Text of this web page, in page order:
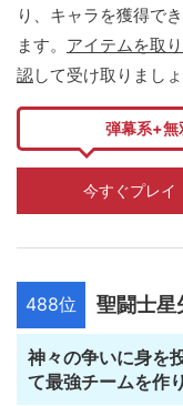
り、キャラを獲得で
ます。 アイテムを取
認して受け取りましょ
弾幕系+無
今すぐプレイ
488位 聖闘士星
神々の争いに身を
て最強チームを作